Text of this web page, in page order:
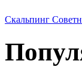
Скальпинг